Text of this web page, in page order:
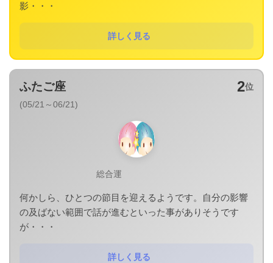
影・・・
詳しく見る
2位
ふたご座
(05/21～06/21)
総合運
何かしら、ひとつの節目を迎えるようです。自分の影響
の及ばない範囲で話が進むといった事がありそうです
が・・・
詳しく見る